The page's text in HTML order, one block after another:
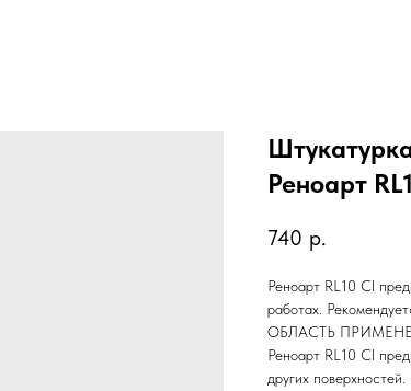
Реноарт
740 р.
Реноарт RL10 Cl
работах.
ОБЛАСТЬ
Реноарт RL10 Cl
других поверхностей.